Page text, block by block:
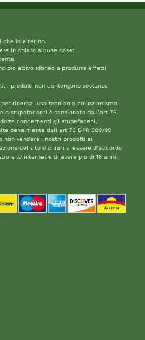
che lo alterino.
in chiaro alcune cose:
attivo idoneo a produrre effetti
i prodotti non contengono sostanze
ricerca, uso tecnico o collezionismo.
o stupefacenti è sanzionato dall’art 75
concernenti gli stupefaceni,
penalmente dall art 73 DPR 309/90
non vendere i nostri prodotti ai
del sito dichiari si essere d’accordo
sito internet e di avere più di 18 anni.